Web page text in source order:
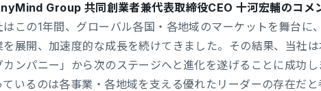
Group 共同創業者兼代表取締役CEO 十河宏輔のコメ
はこの1年間、グローバル各国・各地域のマーケットを舞台に
を展開、加速度的な成長を続けてきました。その結果、当社
カンパニー」から次のステージへと進化を遂げることに成功
ているのは各事業・各地域を支える優れたリーダーの存在だ